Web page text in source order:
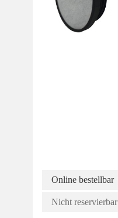
Online bestellbar
Nicht reservierbar